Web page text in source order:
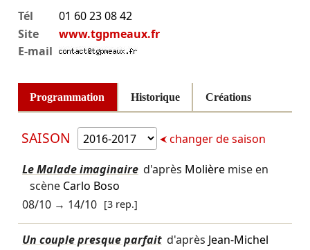
Tél
01 60 23 08 42
Site
www.tgpmeaux.fr
E-mail
Programmation Historique Créations
SAISON changer de saison
Le Malade imaginaire d'après Molièremise en
scène Carlo Boso
08/10→ 14/10 [3 rep.]
Un couple presque parfait d'après Jean-Michel